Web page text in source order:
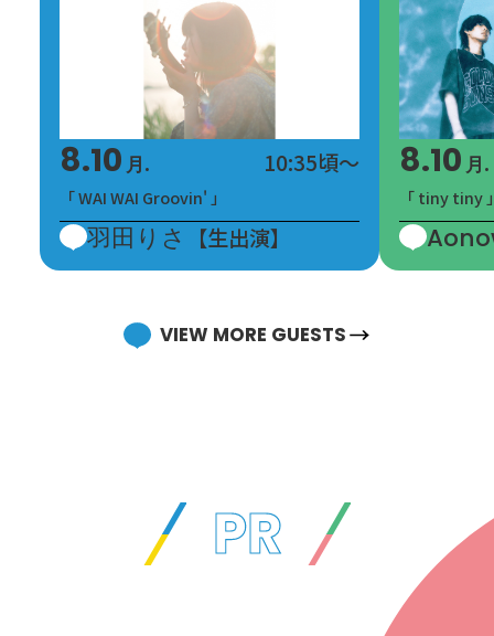
8.10 月. 10:35頃～
「 WAI WAI Groovin' 」
羽田りさ 【生出演】
8.10 月.
「 tiny tiny
VIEW MORE GUESTS
PR